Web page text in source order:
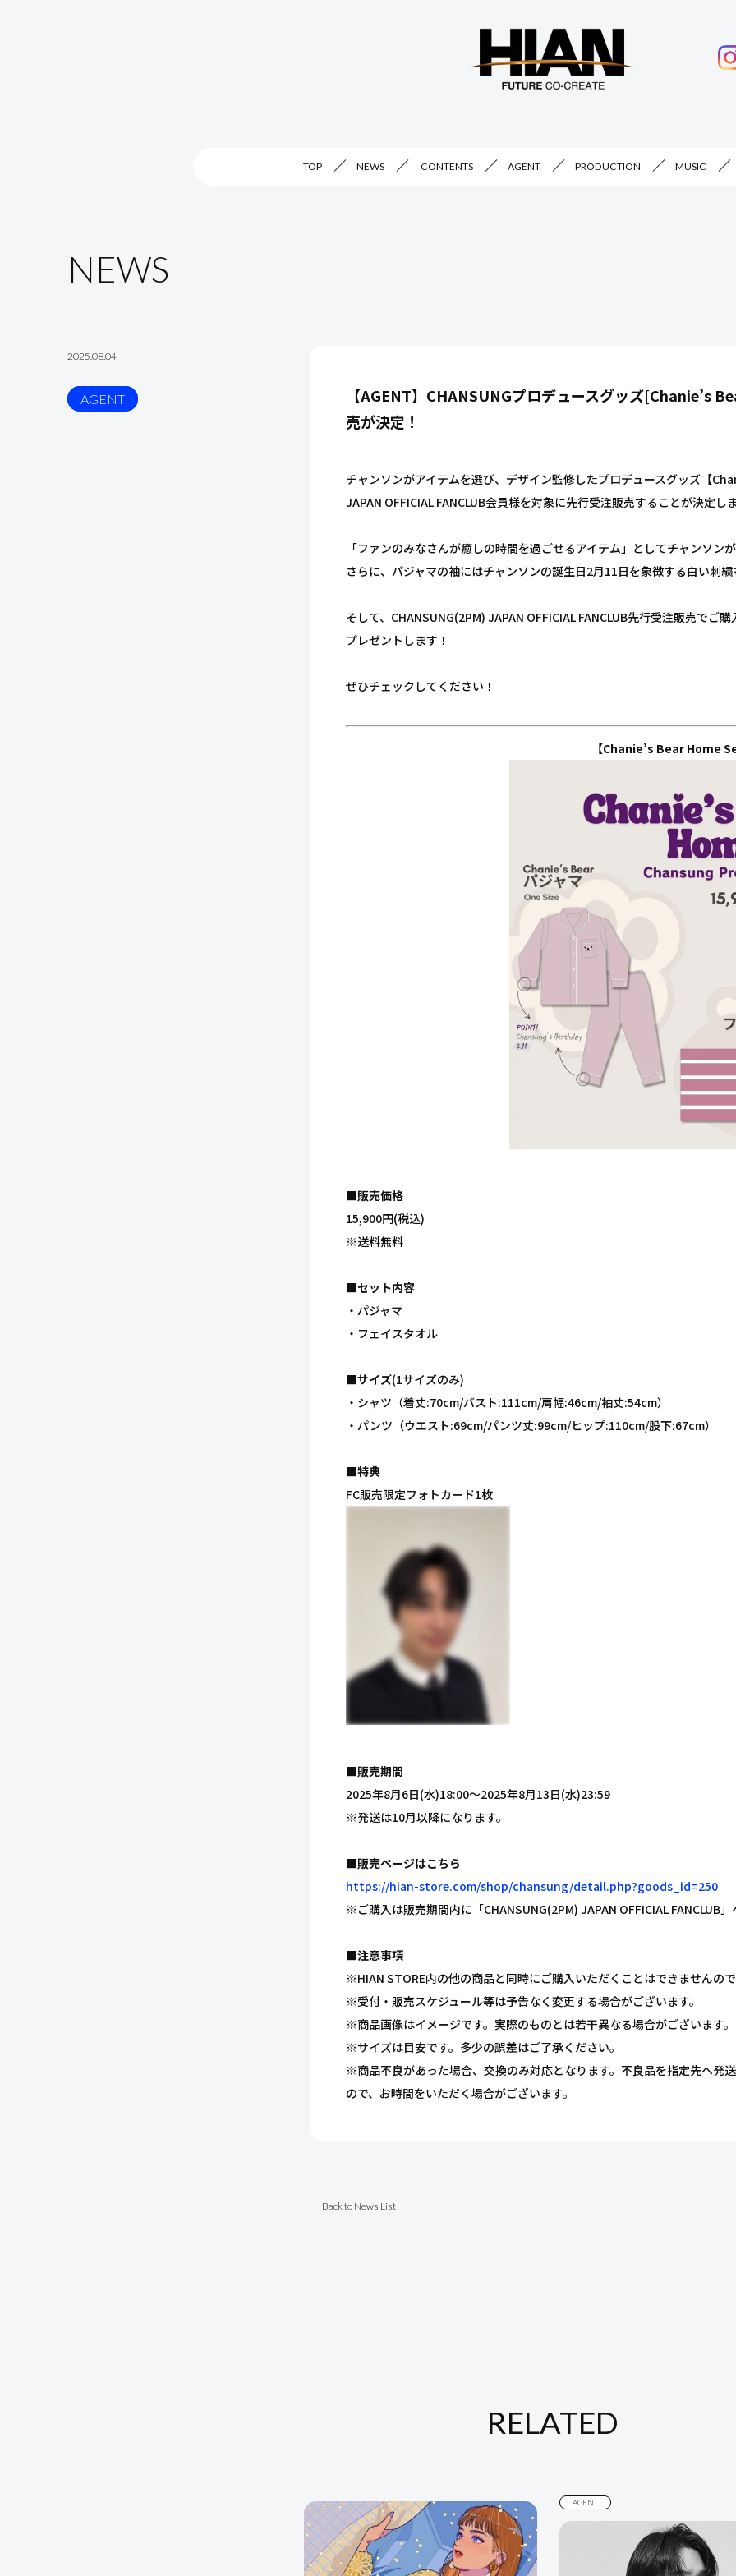
TOP NEWS CONTENTS AGENT PRODUCTION MUSIC
NEWS
2025.08.04
AGENT
【AGENT】CHANSUNGプロデュースグッズ[Chanie’s
売が決定！
チャンソンがアイテムを選び、デザイン監修したプロデュースグッズ【
JAPAN OFFICIAL FANCLUB会員様を対象に先行受注販売することが決定し
「ファンのみなさんが癒しの時間を過ごせるアイテム」としてチャンソ
さらに、パジャマの袖にはチャンソンの誕生日2月11日を象徴する白い刺
そして、CHANSUNG(2PM) JAPAN OFFICIAL FANCLUB先行受注販売でご
プレゼントします！
ぜひチェックしてください！
【Chanie’s Bear Home
■販売価格
15,900円(税込)
※送料無料
■セット内容
・パジャマ
・フェイスタオル
■サイズ(1サイズのみ)
・シャツ（着丈:70cm/バスト:111cm/肩幅:46cm/袖丈:54cm）
・パンツ（ウエスト:69cm/パンツ丈:99cm/ヒップ:110cm/股下:67cm）
■特典
FC販売限定フォトカード1枚
■販売期間
2025年8月6日(水)18:00～2025年8月13日(水)23:59
※発送は10月以降になります。
■販売ページはこちら
https://hian-store.com/shop/chansung/detail.php?goods_id=250
※ご購入は販売期間内に「CHANSUNG(2PM) JAPAN OFFICIAL FANCLUB
■注意事項
※HIAN STORE内の他の商品と同時にご購入いただくことはできませんの
※受付・販売スケジュール等は予告なく変更する場合がございます。
※商品画像はイメージです。実際のものとは若干異なる場合がございます。
※サイズは目安です。多少の誤差はご了承ください。
※商品不良があった場合、交換のみ対応となります。不良品を指定先へ発
ので、お時間をいただく場合がございます。
Back to News List
RELATED
AGENT